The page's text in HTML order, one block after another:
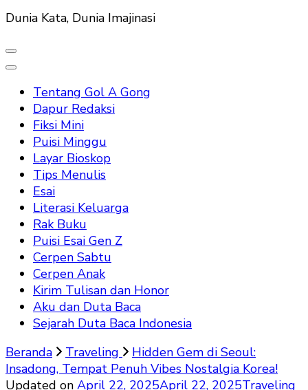
Dunia Kata, Dunia Imajinasi
Tentang Gol A Gong
Dapur Redaksi
Fiksi Mini
Puisi Minggu
Layar Bioskop
Tips Menulis
Esai
Literasi Keluarga
Rak Buku
Puisi Esai Gen Z
Cerpen Sabtu
Cerpen Anak
Kirim Tulisan dan Honor
Aku dan Duta Baca
Sejarah Duta Baca Indonesia
Beranda
Traveling
Hidden Gem di Seoul:
Insadong, Tempat Penuh Vibes Nostalgia Korea!
Updated on April 22, 2025April 22, 2025Traveling